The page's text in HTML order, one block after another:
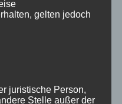
erstellt. Im
auf den
zum
gelten jedoch
juristische Person,
Stelle außer der